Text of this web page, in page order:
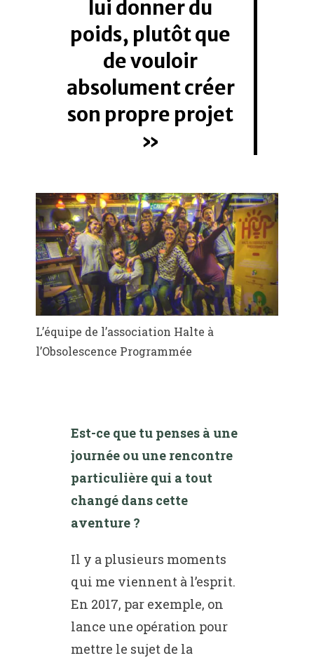
lui donner du
poids, plutôt que
de vouloir
absolument créer
son propre projet
L’équipe de l’association Halte à
l’Obsolescence Programmée
Est-ce que tu penses à une
journée ou une rencontre
particulière qui a tout
changé dans cette
aventure ?
Il y a plusieurs moments
qui me viennent à l’esprit.
En 2017, par exemple, on
lance une opération pour
mettre le sujet de la